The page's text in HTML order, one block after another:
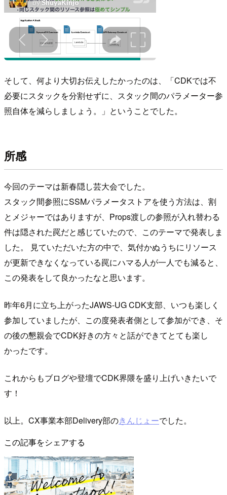
そして、何より大切お伝えしたかったのは、「CDKでは不
必要にスタックを分割せずに、スタック間のパラメーター参
照自体を減らしましょう。」ということでした。
所感
今回のテーマは新春隠し芸大会でした。
スタック間参照にSSMパラメータストアを使う方法は、割
とメジャーではありますが、Props渡しの参照が入れ替わる
件は隠された罠だと感じていたので、このテーマで発表しま
した。 見ていただいた方の中で、気付かぬうちにリソース
が更新できなくなっている罠にハマる人が一人でも減ると、
この発表をして良かったなと思います。
昨年6月に立ち上がったJAWS-UG CDK支部、いつも楽しく
参加していましたが、この度発表者側として参加ができ、そ
の後の懇親会でCDK好きの方々と話ができてとても楽し
かったです。
これからもブログや登壇でCDK界隈を盛り上げいきたいで
す！
以上。CX事業本部Delivery部のきんじょーでした。
この記事をシェアする